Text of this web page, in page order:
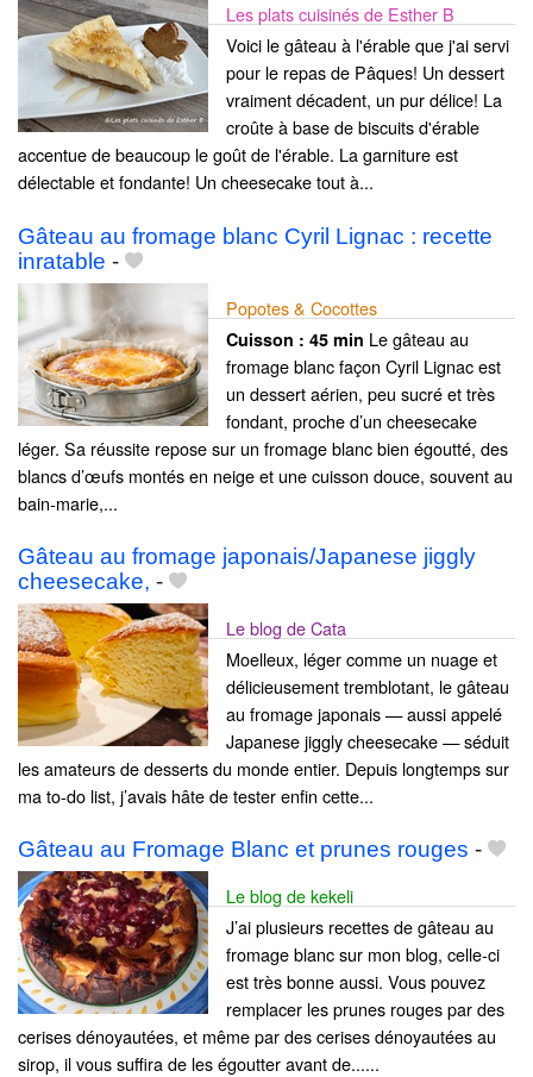
Les plats cuisinés de Esther B
Voici le gâteau à l'érable que j'ai servi
pour le repas de Pâques! Un dessert
vraiment décadent, un pur délice! La
croûte à base de biscuits d'érable
accentue de beaucoup le goût de l'érable. La garniture est
délectable et fondante! Un cheesecake tout à...
Gâteau au fromage blanc Cyril Lignac : recette
inratable -
Popotes & Cocottes
Cuisson : 45 min Le gâteau au
fromage blanc façon Cyril Lignac est
un dessert aérien, peu sucré et très
fondant, proche d’un cheesecake
léger. Sa réussite repose sur un fromage blanc bien égoutté, des
blancs d’œufs montés en neige et une cuisson douce, souvent au
bain-marie,...
Gâteau au fromage japonais/Japanese jiggly
cheesecake, -
Le blog de Cata
Moelleux, léger comme un nuage et
délicieusement tremblotant, le gâteau
au fromage japonais — aussi appelé
Japanese jiggly cheesecake — séduit
les amateurs de desserts du monde entier. Depuis longtemps sur
ma to-do list, j’avais hâte de tester enfin cette...
Gâteau au Fromage Blanc et prunes rouges -
Le blog de kekeli
J’ai plusieurs recettes de gâteau au
fromage blanc sur mon blog, celle-ci
est très bonne aussi. Vous pouvez
remplacer les prunes rouges par des
cerises dénoyautées, et même par des cerises dénoyautées au
sirop, il vous suffira de les égoutter avant de......